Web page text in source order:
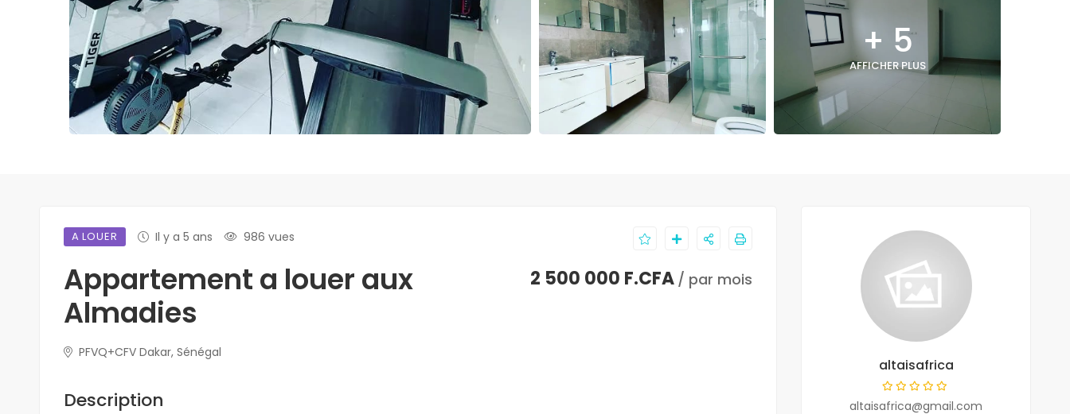
+ 5
AFFICHER PLUS
A LOUER Il y a 5 ans 986 vues
Appartement a louer aux
Almadies
PFVQ+CFV Dakar, Sénégal
2 500 000 F.CFA / par mois
Description
altaisafrica
altaisafrica@gmail.com